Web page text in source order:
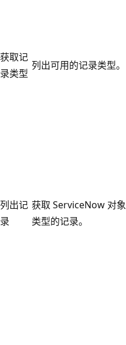
获取记
录类型
列出可用的记录类型。
列出记
录
获取 ServiceNow 对象
类型的记录。